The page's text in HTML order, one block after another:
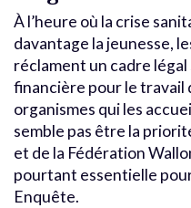
À l’heure où la crise
davantage la jeunesse,
réclament un cadre
financière pour le travail
organismes qui les
semble pas être la
et de la Fédération
pourtant essentielle
Enquête.